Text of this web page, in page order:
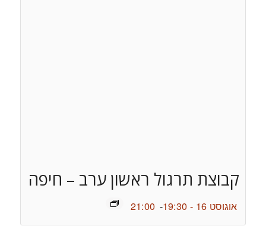
קבוצת תרגול ראשון ערב – חיפה
אוגוסט 16 - 19:30 -
21:00